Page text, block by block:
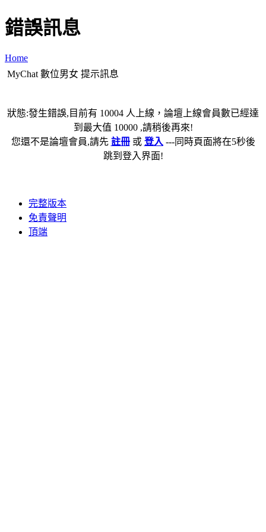
錯誤訊息
Home
MyChat 數位男女 提示訊息
狀態:發生錯誤,目前有 10004 人上線，論壇上線會員數已經達
到最大值 10000 ,請稍後再來!
您還不是論壇會員,請先 註冊或 登入 ---同時頁面將在5秒後
跳到登入界面!
完整版本
免責聲明
頂端